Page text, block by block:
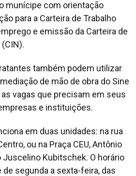
munícipe com orientação
para a Carteira de Trabalho
e emissão da Carteira de
também podem utilizar
de mão de obra do Sine
vagas que precisam em seus
e instituições.
em duas unidades: na rua
ou na Praça CEU, Antônio
Juscelino Kubitschek. O horário
segunda a sexta-feira, das